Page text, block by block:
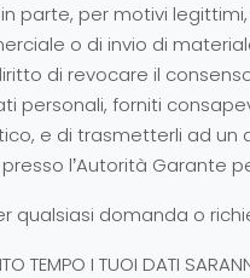
parte, per motivi
o di invio di
di revocare il
personali, forniti
e di trasmetterli ad
l’Autorità Garante
qualsiasi domanda o
TEMPO I TUOI DATI